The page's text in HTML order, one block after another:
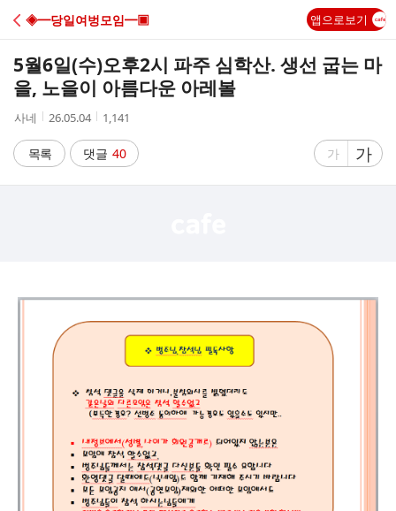
C
A
◈━당일여벙모임━▣ 앱으로보기
5월6일(수)오후2시 파주 심학산. 생선 굽는 마
을, 노을이 아름다운 아레볼
작
자
사네
작
시
간
26.05.04
조
수
1,141
목록 댓글 40
글
가
글
자
가